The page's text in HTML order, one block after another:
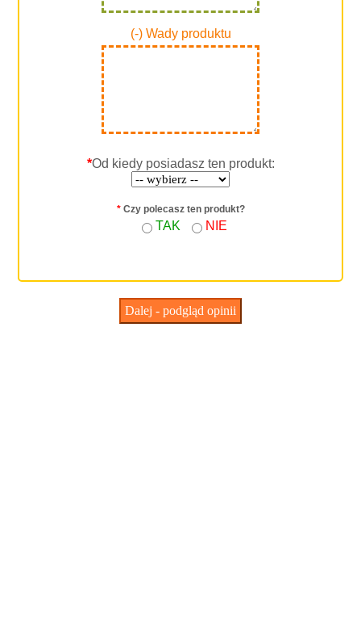
(-) Wady produktu
*Od kiedy posiadasz ten produkt:
*Czy polecasz ten produkt?
TAK NIE